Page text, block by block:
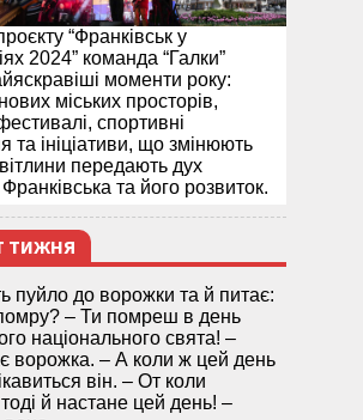
“Франківськ у
2024” команда “Галки”
моменти року:
міських просторів,
спортивні
та ініціативи, що змінюють
передають дух
та його розвиток.
ТИЖНЯ
пуйло до ворожки та й питає:
– Ти помреш в день
національного свята! –
ворожка. – А коли ж цей день
він. – От коли
й настане цей день! –